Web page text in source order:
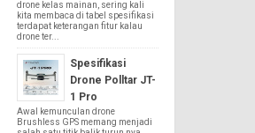
drone kelas mainan, sering kali
kita membaca di tabel spesifikasi
terdapat keterangan fitur kalau
drone ter...
Spesifikasi
Drone Polltar JT-
1 Pro
Awal kemunculan drone
Brushless GPS memang menjadi